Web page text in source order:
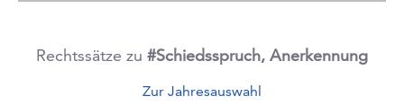
Rechtssätze zu #Schiedsspruch, Anerkennung
Zur Jahresauswahl